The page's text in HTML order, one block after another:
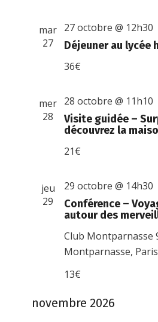
mar
27
Déjeuner au lycée
27 octobre @ 12h30
36€
mer
28
Visite guidée –
découvrez la
28 octobre @ 11h10
21€
jeu
29
Conférence –
autour des
29 octobre @ 14h30
Club Montparnasse
Montparnasse, Paris
13€
novembre 2026